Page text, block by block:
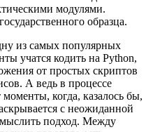
модулями.
образца.
из самых популярных
учатся кодить на Python,
от простых скриптов
А ведь в процессе
когда, казалось бы,
с неожиданной
подход. Между